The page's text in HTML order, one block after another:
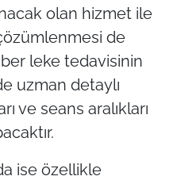
olan hizmet ile
de
leke tedavisinin
uzman detaylı
ve seans aralıkları
ise özellikle